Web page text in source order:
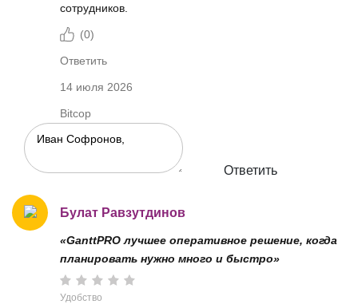
сотрудников.
(0)
Ответить
14 июля 2026
Bitcop
Ответить
Булат Равзутдинов
«GanttPRO лучшее оперативное решение, когда
планировать нужно много и быстро»
Удобство